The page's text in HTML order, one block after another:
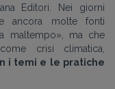
Editori. Nei giorni
ancora molte fonti
maltempo», ma che
crisi climatica,
i temi e le pratiche